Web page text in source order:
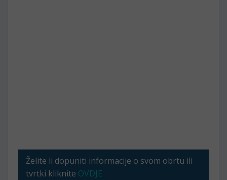
Želite li dopuniti informacije o svom obrtu ili
tvrtki kliknite OVDJE